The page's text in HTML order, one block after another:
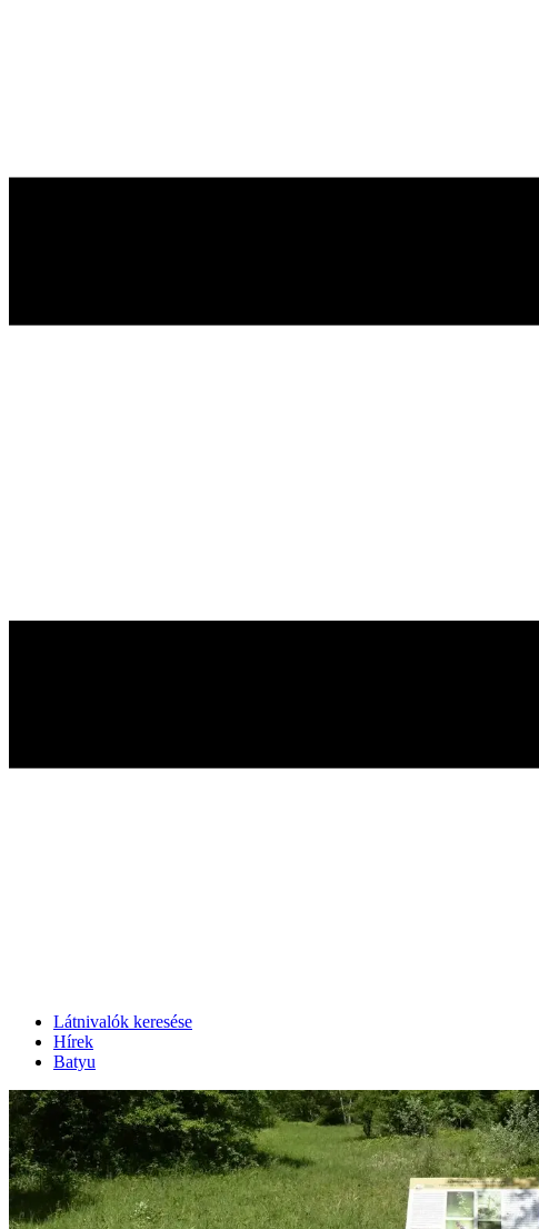
Látnivalók keresése
Hírek
Batyu